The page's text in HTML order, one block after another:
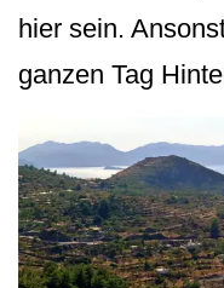
hier sein.
ganzen Tag